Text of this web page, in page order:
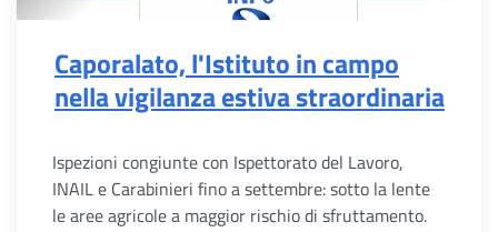
Caporalato, l'Istituto in campo
nella vigilanza estiva straordinaria
Ispezioni congiunte con Ispettorato del Lavoro,
INAIL e Carabinieri fino a settembre: sotto la lente
le aree agricole a maggior rischio di sfruttamento.